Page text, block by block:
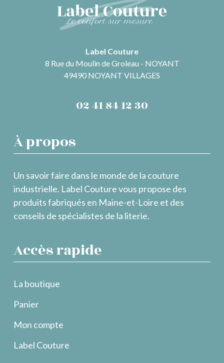
Label Couture
8 Rue du Moulin de Groleau - NOYANT
49490 NOYANT VILLAGES
02 41 84 12 30
À propos
Un savoir faire dans le monde de la couture
industrielle. Label Couture vous propose des
produits fabriqués en Maine-et-Loire et des
conseils de spécialistes de la literie.
Accès rapide
La boutique
Panier
Mon compte
Label Couture